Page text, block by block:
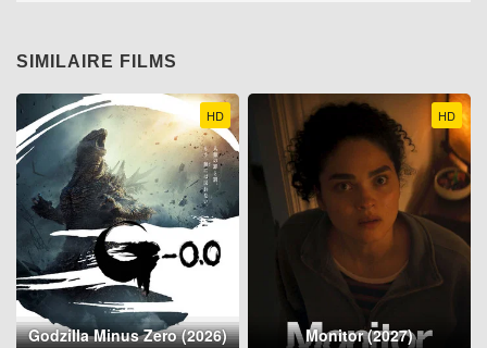
SIMILAIRE FILMS
HD
Godzilla Minus Zero (2026)
HD
Monitor (2027)